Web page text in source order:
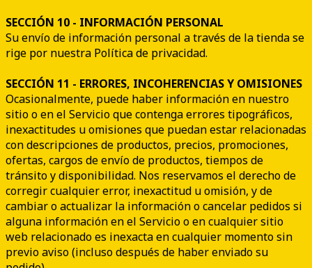
SECCIÓN 10 - INFORMACIÓN PERSONAL
Su envío de información personal a través de la tienda se
rige por nuestra Política de privacidad.
SECCIÓN 11 - ERRORES, INCOHERENCIAS Y OMISIONES
Ocasionalmente, puede haber información en nuestro
sitio o en el Servicio que contenga errores tipográficos,
inexactitudes u omisiones que puedan estar relacionadas
con descripciones de productos, precios, promociones,
ofertas, cargos de envío de productos, tiempos de
tránsito y disponibilidad. Nos reservamos el derecho de
corregir cualquier error, inexactitud u omisión, y de
cambiar o actualizar la información o cancelar pedidos si
alguna información en el Servicio o en cualquier sitio
web relacionado es inexacta en cualquier momento sin
previo aviso (incluso después de haber enviado su